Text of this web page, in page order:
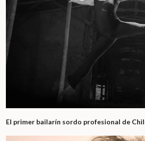
El primer bailarín sordo profesional de